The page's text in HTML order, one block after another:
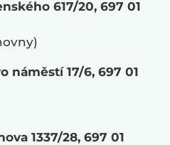
617/20, 697 01
náměstí 17/6, 697 01
1337/28, 697 01